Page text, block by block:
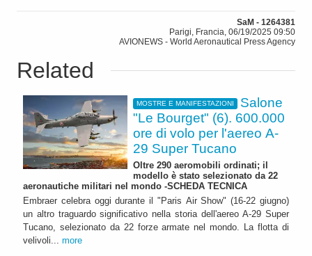
SaM - 1264381
Parigi, Francia, 06/19/2025 09:50
AVIONEWS - World Aeronautical Press Agency
Related
MOSTRE E MANIFESTAZIONI
Salone
"Le Bourget" (6). 600.000
ore di volo per l'aereo A-
29 Super Tucano
Oltre 290 aeromobili ordinati; il
modello è stato selezionato da 22
aeronautiche militari nel mondo -SCHEDA TECNICA
Embraer celebra oggi durante il "Paris Air Show" (16-22 giugno)
un altro traguardo significativo nella storia dell'aereo A-29 Super
Tucano, selezionato da 22 forze armate nel mondo. La flotta di
velivoli... more